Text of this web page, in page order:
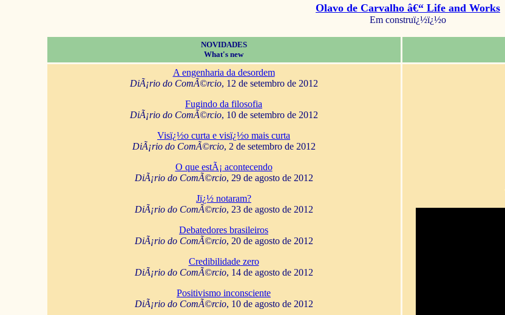
Olavo de Carvalho â€“ Life and Works
Em construï¿½ï¿½o
NOVIDADES
What's new
A engenharia da desordem
DiÃ¡rio do ComÃ©rcio, 12 de setembro de 2012
Fugindo da filosofia
DiÃ¡rio do ComÃ©rcio, 10 de setembro de 2012
Visï¿½o curta e visï¿½o mais curta
DiÃ¡rio do ComÃ©rcio, 2 de setembro de 2012
O que estÃ¡ acontecendo
DiÃ¡rio do ComÃ©rcio, 29 de agosto de 2012
Jï¿½ notaram?
DiÃ¡rio do ComÃ©rcio, 23 de agosto de 2012
Debatedores brasileiros
DiÃ¡rio do ComÃ©rcio, 20 de agosto de 2012
Credibilidade zero
DiÃ¡rio do ComÃ©rcio, 14 de agosto de 2012
Positivismo inconsciente
DiÃ¡rio do ComÃ©rcio, 10 de agosto de 2012